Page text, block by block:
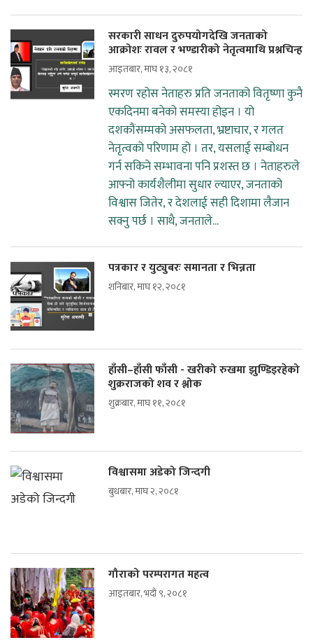
सरकारी साधन दुरुपयोगदेखि जनताको
आक्रोशः रावल र भण्डारीको नेतृत्वमाथि प्रश्नचिन्ह
आइतबार, माघ १३, २०८१
स्मरण रहोस नेताहरु प्रति जनताको वितृष्णा कुनै
एकदिनमा बनेको समस्या होइन । यो
दशकौंसम्मको असफलता, भ्रष्टाचार, र गलत
नेतृत्वको परिणाम हो । तर, यसलाई सम्बोधन
गर्न सकिने सम्भावना पनि प्रशस्त छ । नेताहरुले
आफ्नो कार्यशैलीमा सुधार ल्याएर, जनताको
विश्वास जितेर, र देशलाई सही दिशामा लैजान
सक्नु पर्छ । साथै, जनताले...
पत्रकार र युट्युबरः समानता र भिन्नता
शनिबार, माघ १२, २०८१
हाँसी–हाँसी फाँसी - खरीको रुखमा झुण्डिइरहेको
शुक्रराजको शव र श्लोक
शुक्रबार, माघ ११, २०८१
विश्वासमा अडेको जिन्दगी
बुधबार, माघ २, २०८१
गौराको परम्परागत महत्व
आइतबार, भदौ ९, २०८१